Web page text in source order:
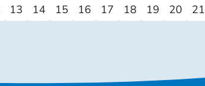
13 14 15 16 17 18 19 20 21